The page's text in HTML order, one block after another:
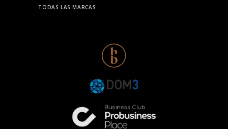
TODAS LAS MARCAS